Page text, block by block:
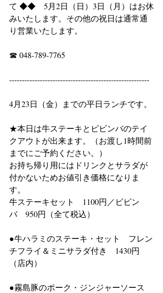
て ◆◆　5月2日（日）3日（月）はお休
みいたします。その他の祝日は通常通
り営業いたします。
☎ 048-789-7765
-------------------------------------------------------
4月23日（金）までの平日ランチです。
★本日は牛ステーキとビビンバのテイ
クアウトが出来ます。（お渡し1時間前
までにご予約ください。）
お持ち帰り用にはドリンクとサラダが
付かないためお値引き価格になりま
す。
牛ステーキセット　1100円／ビビン
バ　950円（全て税込）
●牛ハラミのステーキ・セット　フレン
チフライ＆ミニサラダ付き　1430円
（店内）
●霧島豚のポーク・ジンジャーソース